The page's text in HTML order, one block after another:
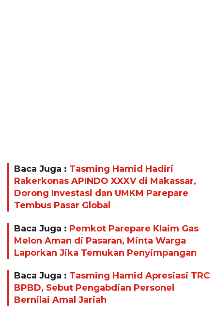
Baca Juga : Tasming Hamid Hadiri
Rakerkonas APINDO XXXV di Makassar,
Dorong Investasi dan UMKM Parepare
Tembus Pasar Global
Baca Juga : Pemkot Parepare Klaim Gas
Melon Aman di Pasaran, Minta Warga
Laporkan Jika Temukan Penyimpangan
Baca Juga : Tasming Hamid Apresiasi TRC
BPBD, Sebut Pengabdian Personel
Bernilai Amal Jariah